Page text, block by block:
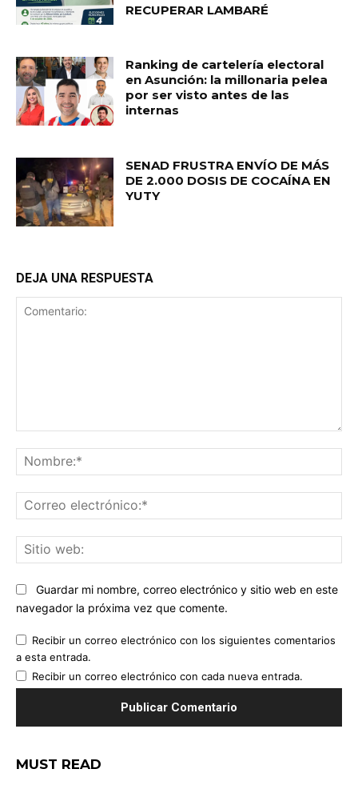
RECUPERAR LAMBARÉ
Ranking de cartelería electoral
en Asunción: la millonaria pelea
por ser visto antes de las
internas
SENAD FRUSTRA ENVÍO DE MÁS
DE 2.000 DOSIS DE COCAÍNA EN
YUTY
DEJA UNA RESPUESTA
Guardar mi nombre, correo electrónico y sitio web en este
navegador la próxima vez que comente.
Recibir un correo electrónico con los siguientes comentarios
a esta entrada.
Recibir un correo electrónico con cada nueva entrada.
MUST READ